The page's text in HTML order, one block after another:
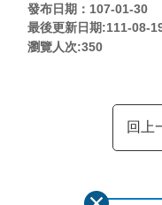
發布日期：107-01-30
最後更新日期:111-08-
瀏覽人次:350
回上